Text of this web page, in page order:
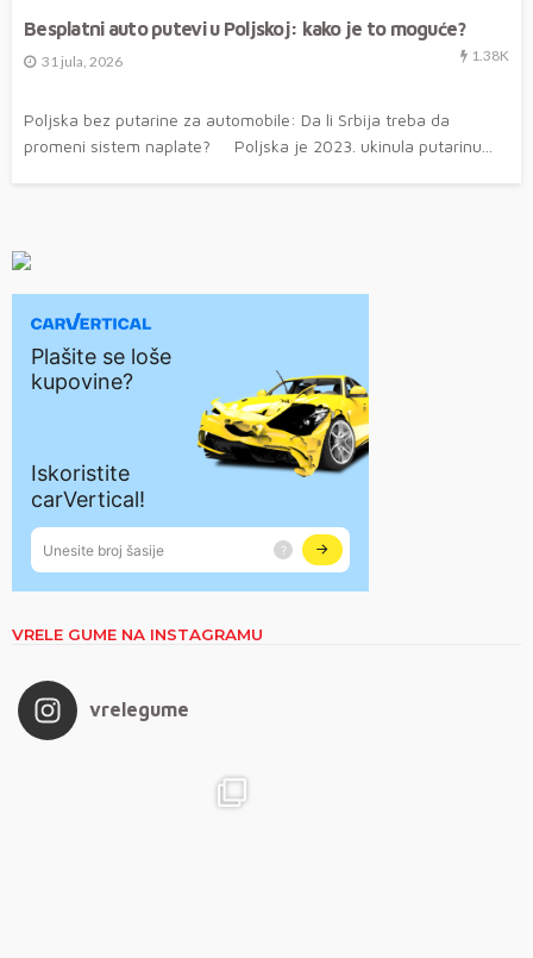
Besplatni auto putevi u Poljskoj: kako je to moguće?
31 jula, 2026 1.38K
Poljska bez putarine za automobile: Da li Srbija treba da
promeni sistem naplate? Poljska je 2023. ukinula putarinu...
VRELE GUME NA INSTAGRAMU
vrelegume